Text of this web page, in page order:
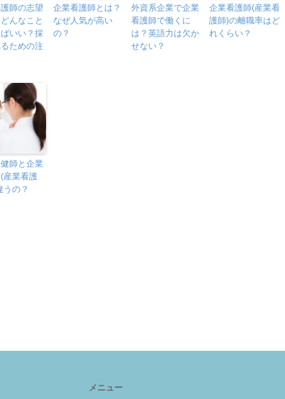
師の志望
んなこと
いい？採
ための注
企業看護師とは？
なぜ人気が高い
の？
外資系企業で企業
看護師で働くに
は？英語力は欠か
せない？
企業看護師(産業看
護師)の離職率はど
れくらい？
師と企業
産業看護
うの？
メニュー